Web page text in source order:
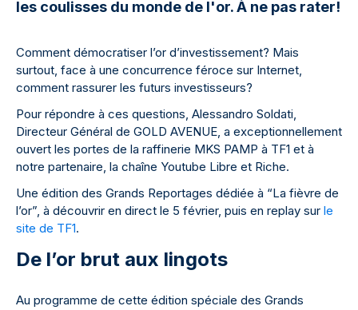
les coulisses du monde de l'or. À ne pas rater!
Comment démocratiser l’or d’investissement? Mais
surtout, face à une concurrence féroce sur Internet,
comment rassurer les futurs investisseurs?
Pour répondre à ces questions, Alessandro Soldati,
Directeur Général de GOLD AVENUE, a exceptionnellement
ouvert les portes de la raffinerie MKS PAMP à TF1 et à
notre partenaire, la chaîne Youtube Libre et Riche.
Une édition des Grands Reportages dédiée à “La fièvre de
l’or”, à découvrir en direct le 5 février, puis en replay sur le
site de TF1.
De l’or brut aux lingots
Au programme de cette édition spéciale des Grands